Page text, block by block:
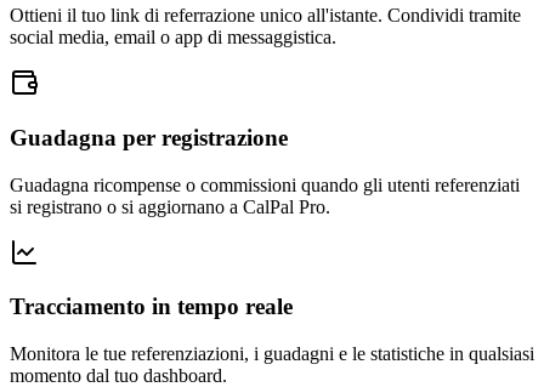
Ottieni il tuo link di referrazione unico all'istante. Condividi tramite
social media, email o app di messaggistica.
Guadagna per registrazione
Guadagna ricompense o commissioni quando gli utenti referenziati
si registrano o si aggiornano a CalPal Pro.
Tracciamento in tempo reale
Monitora le tue referenziazioni, i guadagni e le statistiche in qualsiasi
momento dal tuo dashboard.